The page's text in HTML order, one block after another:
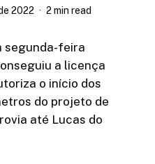
2022 2 min read
segunda-feira
a licença
o início dos
do projeto de
até Lucas do